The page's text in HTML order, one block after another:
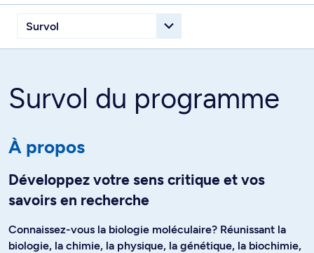
Survol du programme
À propos
Développez votre sens critique et vos
savoirs en recherche
Connaissez-vous la biologie moléculaire? Réunissant la
biologie, la chimie, la physique, la génétique, la biochimie,